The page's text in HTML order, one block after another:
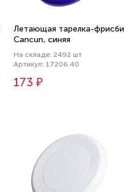
Летающая тарелка-фрисби
Cancun, синяя
На складе: 2492 шт
Артикул: 17206.40
173 ₽